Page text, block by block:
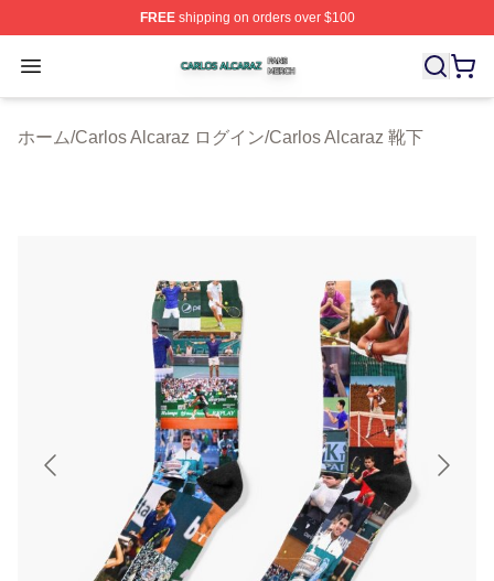
FREEshipping on orders over $100
Open menu
Carlos Alcaraz Shop ⚡️ Officially Licensed Carlos
ホーム/Carlos Alcaraz ログイン/Carlos Alcaraz 靴下